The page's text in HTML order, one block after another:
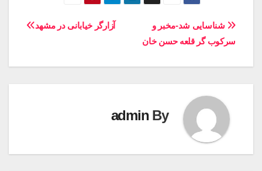
آزارگر خیابانی در مشهد
شناسایی شد-مخبر و
سرکوب گر قلعه حسن خان
By
admin